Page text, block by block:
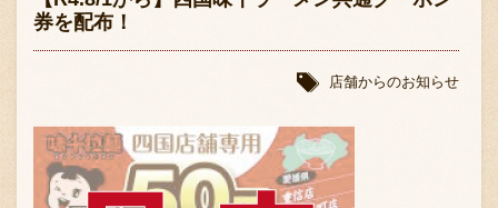
券を配布！
店舗からのお知らせ